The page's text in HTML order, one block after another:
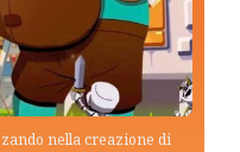
nella creazione di